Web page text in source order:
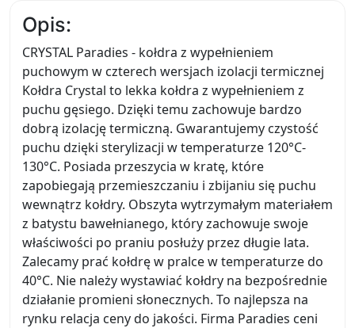
Opis:
CRYSTAL Paradies - kołdra z wypełnieniem
puchowym w czterech wersjach izolacji termicznej
Kołdra Crystal to lekka kołdra z wypełnieniem z
puchu gęsiego. Dzięki temu zachowuje bardzo
dobrą izolację termiczną. Gwarantujemy czystość
puchu dzięki sterylizacji w temperaturze 120°C-
130°C. Posiada przeszycia w kratę, które
zapobiegają przemieszczaniu i zbijaniu się puchu
wewnątrz kołdry. Obszyta wytrzymałym materiałem
z batystu bawełnianego, który zachowuje swoje
właściwości po praniu posłuży przez długie lata.
Zalecamy prać kołdrę w pralce w temperaturze do
40°C. Nie należy wystawiać kołdry na bezpośrednie
działanie promieni słonecznych. To najlepsza na
rynku relacja ceny do jakości. Firma Paradies ceni